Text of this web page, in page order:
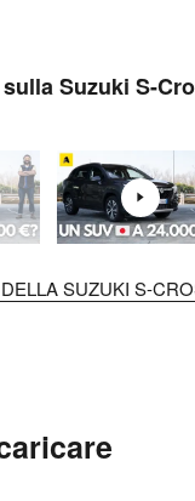
Suzuki S-
SUZUKI S-